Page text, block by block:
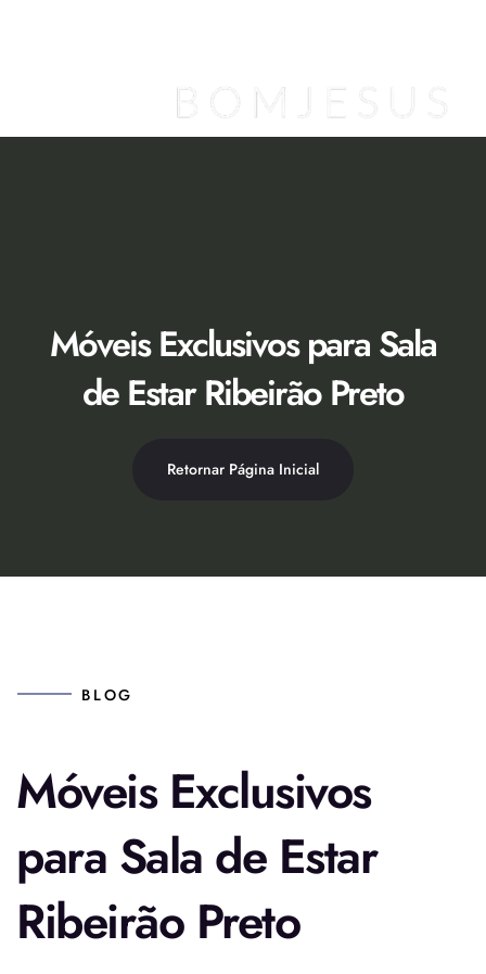
Móveis Exclusivos para Sala
de Estar Ribeirão Preto
Retornar Página Inicial
BLOG
Móveis Exclusivos
para Sala de Estar
Ribeirão Preto